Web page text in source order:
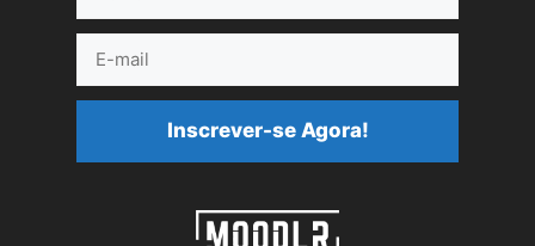
mail
Inscrever-se Agora!